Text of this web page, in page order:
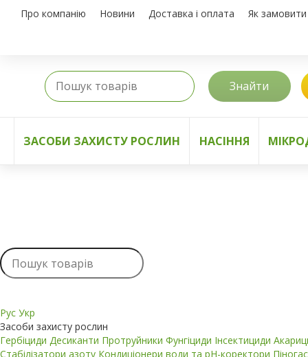
Про компанію Новини Доставка і оплата Як замовити
Знайти
ЗАСОБИ ЗАХИСТУ РОСЛИН НАСІННЯ
Рус Укр
Засоби захисту рослин
Гербіциди Десиканти Протруйники Фунгіциди Інсектициди
Стабілізатори азоту Кондиціонери води та pH-коректори